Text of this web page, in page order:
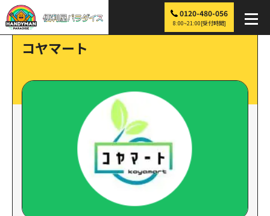
0120-480-056
8:00~21:00[受付時間]
便利屋パラダイス > 探す
コヤマート